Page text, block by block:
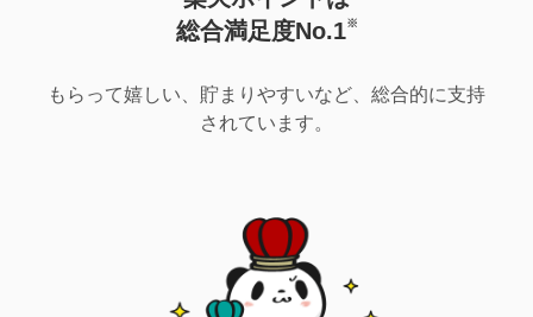
総合満足度No.1※
もらって嬉しい、貯まりやすいなど、総合的に支持
されています。